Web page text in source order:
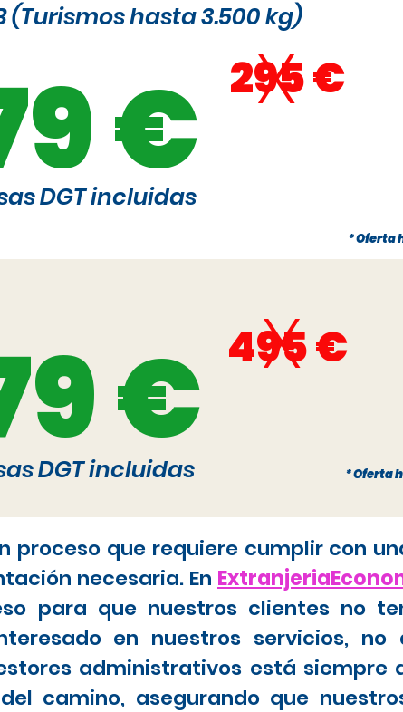
(Turismos hasta 3.500 kg)
€ 295 €
x
DGT incluidas
* Oferta
* Oferta
€ 495 €
x
DGT incluidas
proceso que requiere cumplir con
necesaria. En
para que nuestros clientes no
en nuestros servicios, no
administrativos está siempre
camino, asegurando que